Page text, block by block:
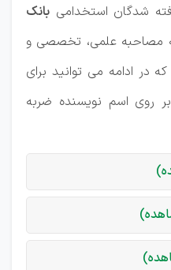
شدگان استخدامی بانک
مصاحبه علمی، تخصصی و
در ادامه می توانید برای
روی اسم نویسنده ضربه